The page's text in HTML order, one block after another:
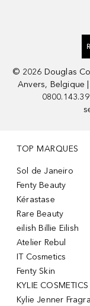
© 2026 Douglas
Anvers, Belgique
TOP MARQUES
Sol de Janeiro
Fenty Beauty
Kérastase
Rare Beauty
eilish Billie Eilish
Atelier Rebul
IT Cosmetics
Fenty Skin
KYLIE COSMETICS
Kylie Jenner